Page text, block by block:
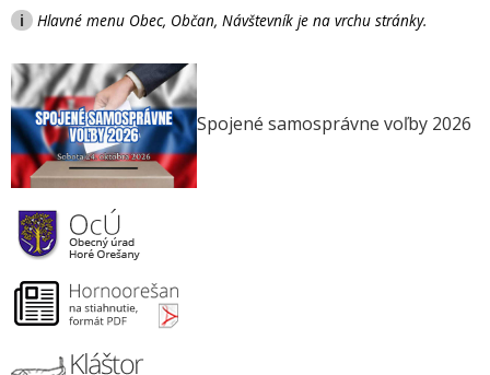
i Hlavné menu Obec, Občan, Návštevník je na vrchu stránky.
Spojené samosprávne voľby 2026